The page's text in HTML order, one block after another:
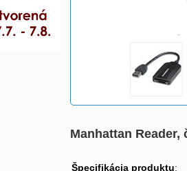
Manhattan Reader,
Špecifikácia produktu: